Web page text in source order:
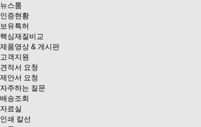
뉴스룸
인증현황
보유특허
핵심재질비교
제품영상 & 게시판
고객지원
견적서 요청
제안서 요청
자주하는 질문
배송조회
자료실
인쇄 칼선